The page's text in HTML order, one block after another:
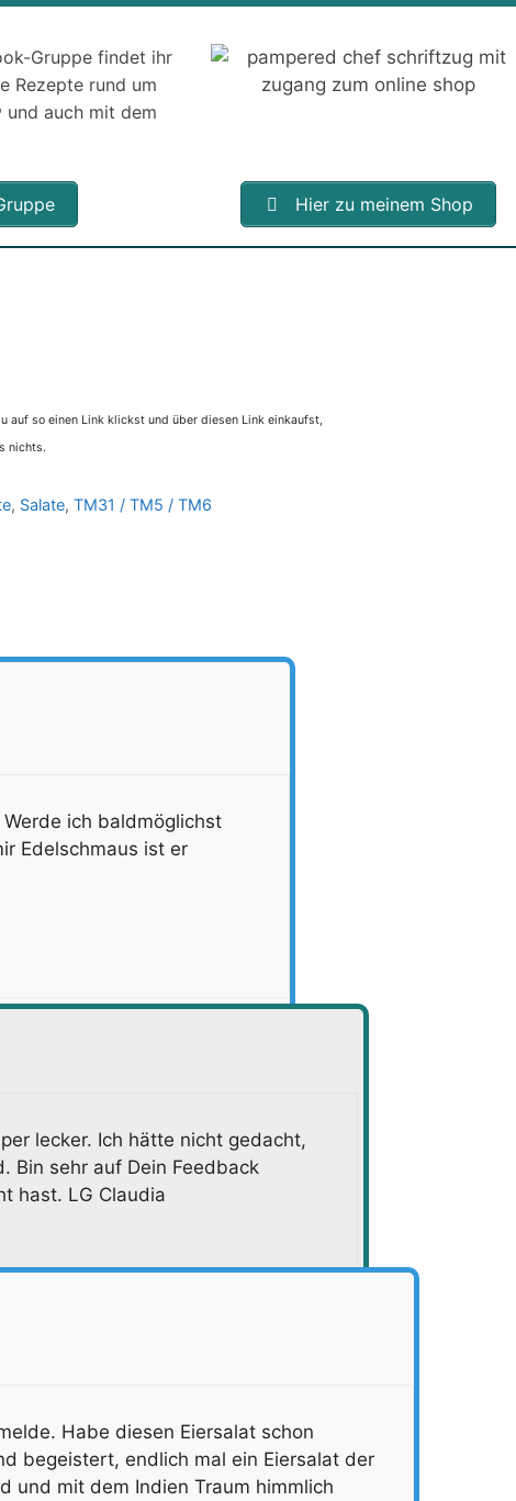
Gruppe findet ihr
Rezepte rund um
und auch mit dem
Hier zu meinem Shop
auf so einen Link klickst und über diesen Link einkaufst,
nichts.
, Salate, TM31 / TM5 / TM6
ich baldmöglichst
Edelschmaus ist er
lecker. Ich hätte nicht gedacht,
Bin sehr auf Dein Feedback
hast. LG Claudia
Habe diesen Eiersalat schon
begeistert, endlich mal ein Eiersalat der
und mit dem Indien Traum himmlich